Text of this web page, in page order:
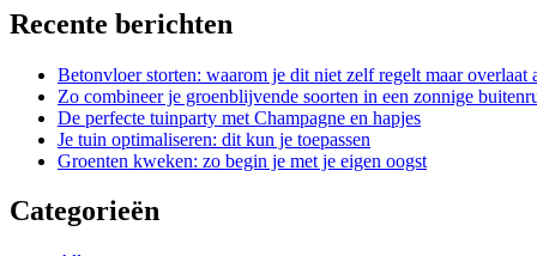
Recente berichten
Betonvloer storten: waarom je dit niet zelf regelt maar overlaat
Zo combineer je groenblijvende soorten in een zonnige
De perfecte tuinparty met Champagne en hapjes
Je tuin optimaliseren: dit kun je toepassen
Groenten kweken: zo begin je met je eigen oogst
Categorieën